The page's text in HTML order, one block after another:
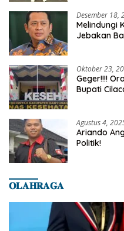
Desember 18,
Melindungi
Jebakan
Oktober 23,
Geger!!!!
Bupati
Agustus 4,
Ariando
Politik!
𝐎𝐋𝐀𝐇𝐑𝐀𝐆𝐀